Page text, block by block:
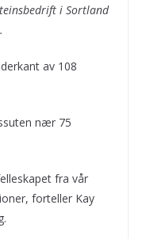
i Sortland
av 108
nær 75
fra vår
forteller Kay